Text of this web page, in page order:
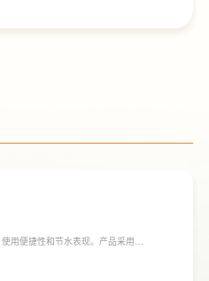
用便捷性和节水表现。产品采用
用寿命。